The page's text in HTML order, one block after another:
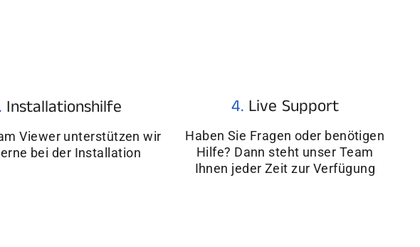
Installationshilfe
Viewer unterstützen wir
bei der Installation
4. Live Support
Haben Sie Fragen oder benötigen
Hilfe? Dann steht unser Team
Ihnen jeder Zeit zur Verfügung